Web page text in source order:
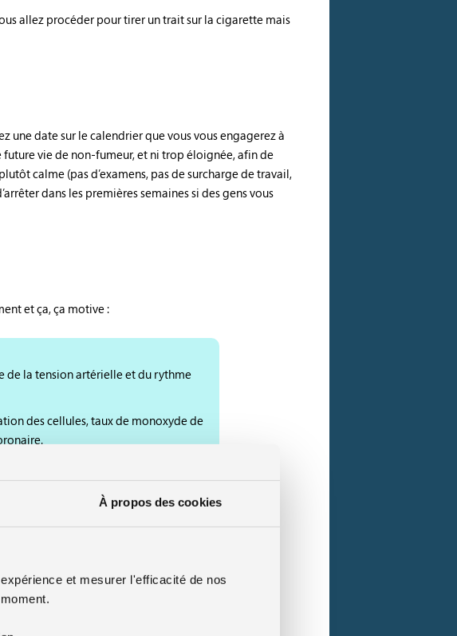
À propos des cookies
et mesurer l'efficacité de nos
allez procéder pour tirer un trait sur la cigarette mais
une date sur le calendrier que vous vous engagerez à
vie de non-fumeur, et ni trop éloignée, afin de
calme (pas d’examens, pas de surcharge de travail,
dans les premières semaines si des gens vous
et ça, ça motive :
de la tension artérielle et du rythme
des cellules, taux de monoxyde de
le mucus et les résidus de fumée.
l’odorat, de la qualité du sommeil.
toux et de la fatigue, amélioration du
L’essoufflement diminue de plus